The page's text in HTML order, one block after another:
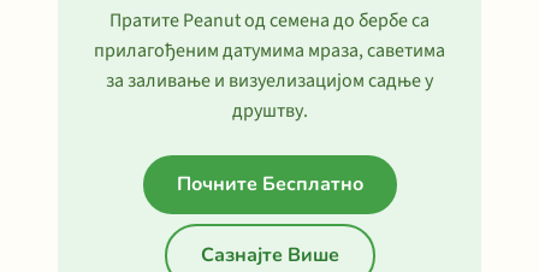
Пратите Peanut од семена до бербе са
прилагођеним датумима мраза, саветима
за заливање и визуелизацијом садње у
друштву.
Почните Бесплатно
Сазнајте Више